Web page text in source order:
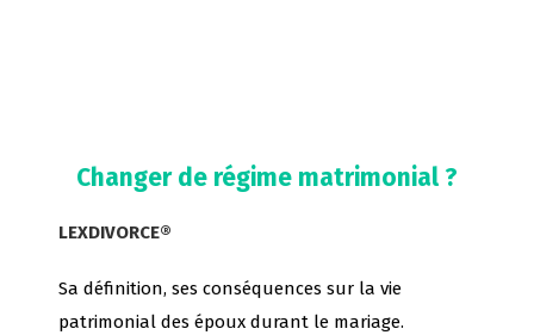
Changer de régime matrimonial ?
LEXDIVORCE®
Sa définition, ses conséquences sur la vie
patrimonial des époux durant le mariage.